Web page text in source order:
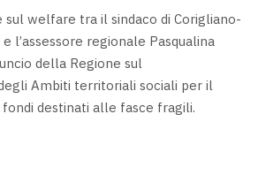
welfare tra il sindaco di Corigliano-
l’assessore regionale Pasqualina
della Regione sul
Ambiti territoriali sociali per il
destinati alle fasce fragili.